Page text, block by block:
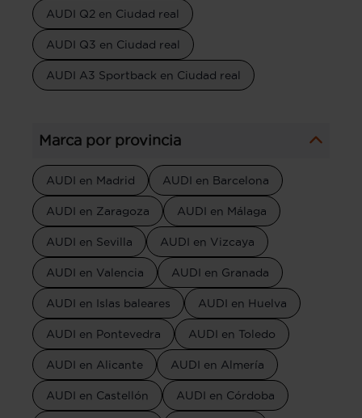
AUDI Q2 en Ciudad real
AUDI Q3 en Ciudad real
AUDI A3 Sportback en Ciudad real
Marca por provincia
AUDI en Madrid AUDI en Barcelona
AUDI en Zaragoza AUDI en Málaga
AUDI en Sevilla AUDI en Vizcaya
AUDI en Valencia AUDI en Granada
AUDI en Islas baleares AUDI en Huelva
AUDI en Pontevedra AUDI en Toledo
AUDI en Alicante AUDI en Almería
AUDI en Castellón AUDI en Córdoba